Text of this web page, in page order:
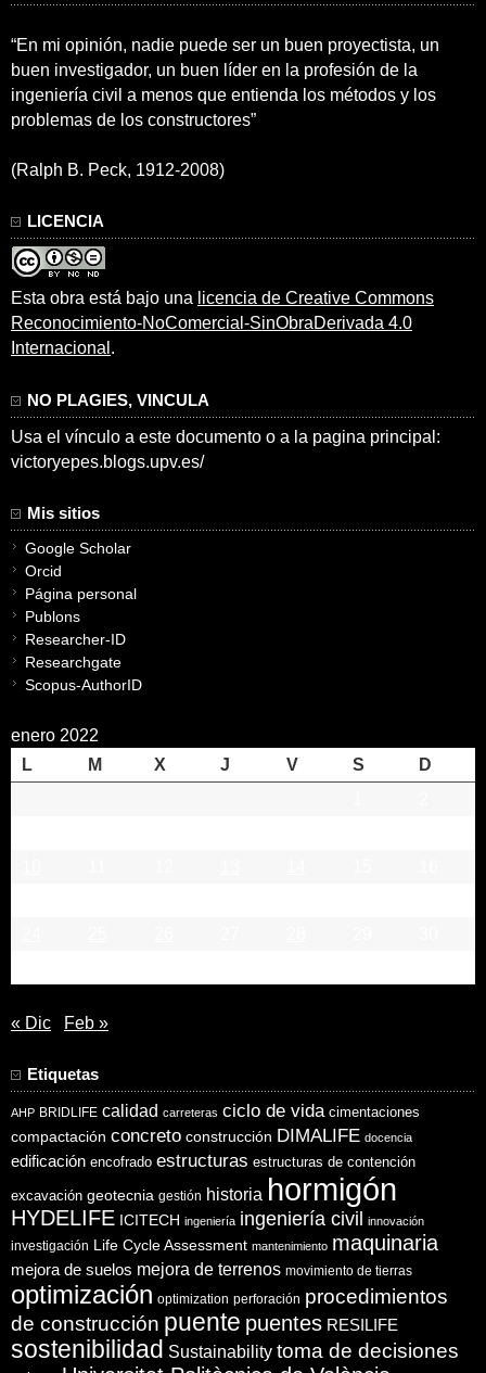
“En mi opinión, nadie puede ser un buen proyectista, un
buen investigador, un buen líder en la profesión de la
ingeniería civil a menos que entienda los métodos y los
problemas de los constructores”
(Ralph B. Peck, 1912-2008)
LICENCIA
Esta obra está bajo una licencia de Creative Commons
Reconocimiento-NoComercial-SinObraDerivada 4.0
Internacional .
NO PLAGIES, VINCULA
Usa el vínculo a este documento o a la pagina principal:
victoryepes.blogs.upv.es/
Mis sitios
Google Scholar
Orcid
Página personal
Publons
Researcher-ID
Researchgate
Scopus-AuthorID
enero 2022
L
M X J V S
D
« Dic Feb »
Etiquetas
AHP BRIDLIFE calidad carreteras ciclo de vida cimentaciones
compactación concreto construcción DIMALIFE docencia
edificación encofrado estructuras estructuras de contención
excavación geotecnia gestión historia hormigón
HYDELIFE ICITECH ingeniería ingeniería civil innovación
investigación Life Cycle Assessment mantenimiento maquinaria
mejora de suelos mejora de terrenos movimiento de tierras
optimización optimization perforación procedimientos
de construcción puente puentes RESILIFE
sostenibilidad Sustainability toma de decisiones